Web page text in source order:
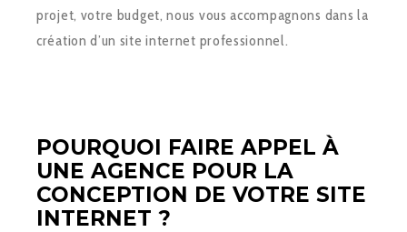
projet, votre budget, nous vous accompagnons dans la
création d’un site internet professionnel.
POURQUOI FAIRE APPEL À
UNE AGENCE POUR LA
CONCEPTION DE VOTRE SITE
INTERNET ?